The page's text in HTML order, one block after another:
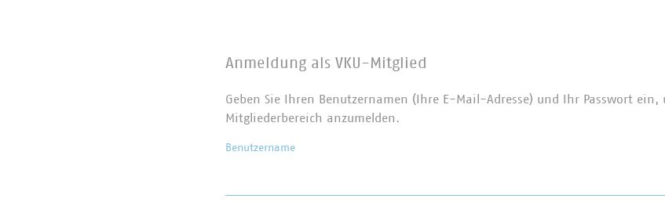
Anmeldung als VKU-Mitglied
Geben Sie Ihren Benutzernamen (Ihre E-Mail-Adresse) und Ihr Passwort ein,
Mitgliederbereich anzumelden.
Benutzername